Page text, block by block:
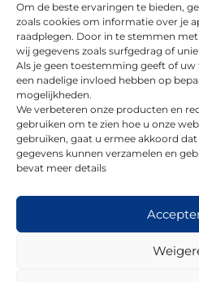
Om de beste ervaringen te bieden,
zoals cookies om informatie over je
raadplegen. Door in te stemmen
wij gegevens zoals surfgedrag of
Als je geen toestemming geeft of
een nadelige invloed hebben op
mogelijkheden.
We verbeteren onze producten en
gebruiken om te zien hoe u onze
gebruiken, gaat u ermee akkoord
gegevens kunnen verzamelen en
bevat meer details
Cookiebeleid (EU)
Downloads
Offerte aanvragen
Impressum
Social
Contact